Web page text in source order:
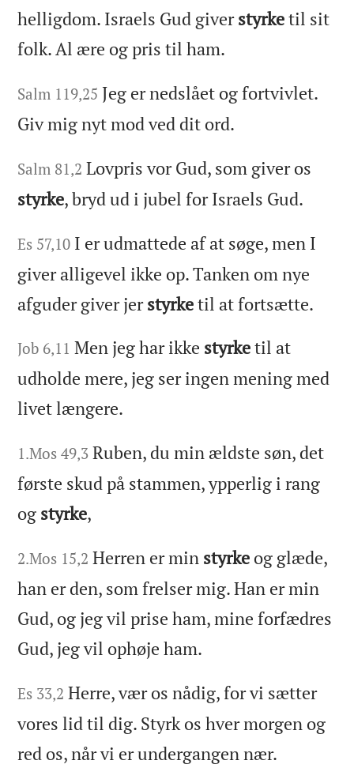
helligdom. Israels Gud giverstyrketil sit
folk. Al ære og pris til ham.
Salm 119,25 Jeg er nedslået og fortvivlet.
Giv mig nyt mod ved dit ord.
Salm 81,2 Lovpris vor Gud, som giver os
styrke, bryd ud i jubel for Israels Gud.
Es 57,10 I er udmattede af at søge, men I
giver alligevel ikke op. Tanken om nye
afguder giver jerstyrketil at fortsætte.
Job 6,11 Men jeg har ikke styrketil at
udholde mere, jeg ser ingen mening med
livet længere.
1.Mos 49,3 Ruben, du min ældste søn, det
første skud på stammen, ypperlig i rang
og styrke,
2.Mos 15,2 Herren er min styrke og glæde,
han er den, som frelser mig. Han er min
Gud, og jeg vil prise ham, mine forfædres
Gud, jeg vil ophøje ham.
Es 33,2 Herre, vær os nådig, for vi sætter
vores lid til dig. Styrk os hver morgen og
red os, når vi er undergangen nær.